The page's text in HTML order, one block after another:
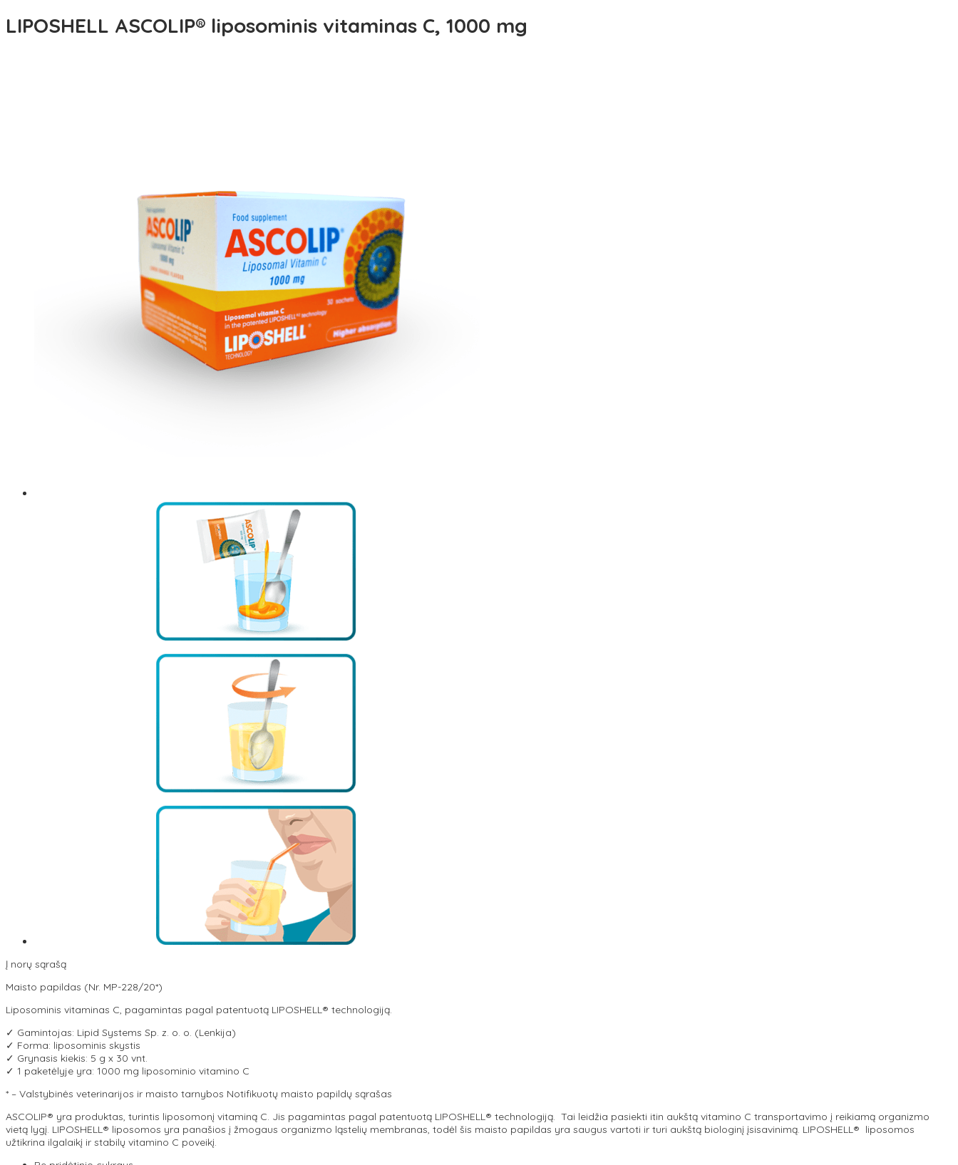
LIPOSHELL ASCOLIP® liposominis vitaminas C, 1000 mg
Į norų sąrašą
Maisto papildas (Nr. MP-228/20*)
Liposominis vitaminas C, pagamintas pagal patentuotą LIPOSHELL® technologiją.
✓ Gamintojas: Lipid Systems Sp. z. o. o. (Lenkija)
✓ Forma: liposominis skystis
✓ Grynasis kiekis: 5 g x 30 vnt.
✓ 1 paketėlyje yra: 1000 mg liposominio vitamino C
* – Valstybinės veterinarijos ir maisto tarnybos Notifikuotų maisto papildų sąrašas
ASCOLIP® yra produktas, turintis liposomonį vitaminą C. Jis pagamintas pagal patentuotą LIPOSHELL® technologiją. Tai leidžia pasiekti itin aukštą vitamino C transportavimo į reikiamą organizmo
vietą lygį. LIPOSHELL® liposomos yra panašios į žmogaus organizmo ląstelių membranas, todėl šis maisto papildas yra saugus vartoti ir turi aukštą biologinį įsisavinimą. LIPOSHELL® liposomos
užtikrina ilgalaikį ir stabilų vitamino C poveikį.